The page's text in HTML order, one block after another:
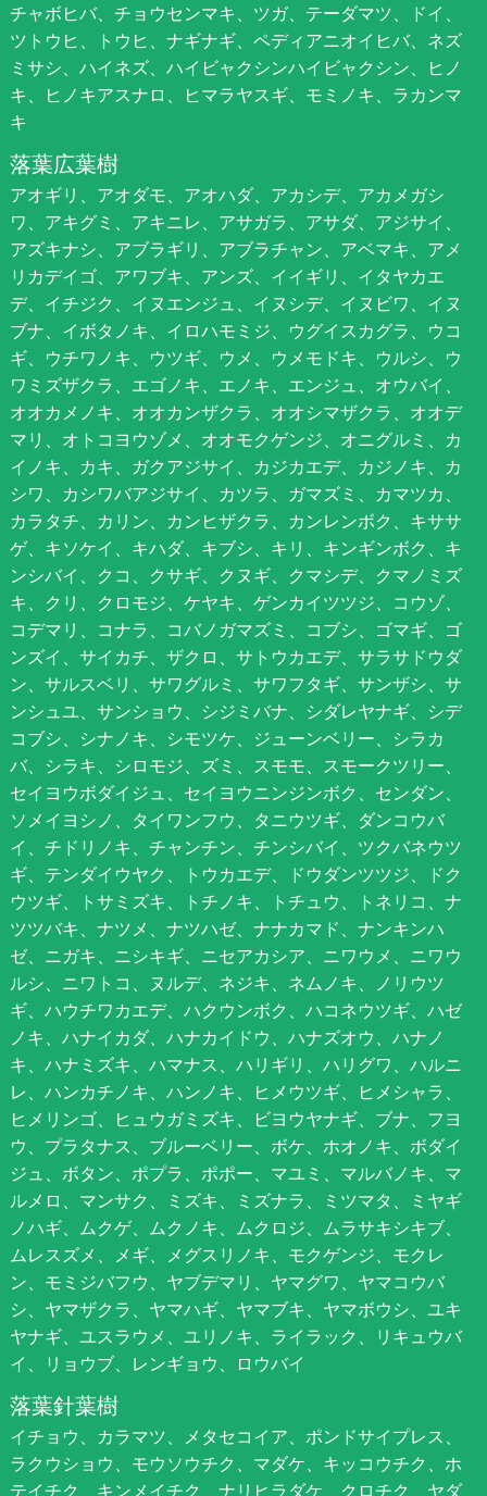
チャボヒバ、チョウセンマキ、ツガ、テーダマツ、ドイ、
ツトウヒ、トウヒ、ナギナギ、ペディアニオイヒバ、ネズ
ミサシ、ハイネズ、ハイビャクシンハイビャクシン、ヒノ
キ、ヒノキアスナロ、ヒマラヤスギ、モミノキ、ラカンマ
キ
落葉広葉樹
アオギリ、アオダモ、アオハダ、アカシデ、アカメガシ
ワ、アキグミ、アキニレ、アサガラ、アサダ、アジサイ、
アズキナシ、アブラギリ、アブラチャン、アベマキ、アメ
リカデイゴ、アワブキ、アンズ、イイギリ、イタヤカエ
デ、イチジク、イヌエンジュ、イヌシデ、イヌビワ、イヌ
ブナ、イボタノキ、イロハモミジ、ウグイスカグラ、ウコ
ギ、ウチワノキ、ウツギ、ウメ、ウメモドキ、ウルシ、ウ
ワミズザクラ、エゴノキ、エノキ、エンジュ、オウバイ、
オオカメノキ、オオカンザクラ、オオシマザクラ、オオデ
マリ、オトコヨウゾメ、オオモクゲンジ、オニグルミ、カ
イノキ、カキ、ガクアジサイ、カジカエデ、カジノキ、カ
シワ、カシワバアジサイ、カツラ、ガマズミ、カマツカ、
カラタチ、カリン、カンヒザクラ、カンレンボク、キササ
ゲ、キソケイ、キハダ、キブシ、キリ、キンギンボク、キ
ンシバイ、クコ、クサギ、クヌギ、クマシデ、クマノミズ
キ、クリ、クロモジ、ケヤキ、ゲンカイツツジ、コウゾ、
コデマリ、コナラ、コバノガマズミ、コブシ、ゴマギ、ゴ
ンズイ、サイカチ、ザクロ、サトウカエデ、サラサドウダ
ン、サルスベリ、サワグルミ、サワフタギ、サンザシ、サ
ンシュユ、サンショウ、シジミバナ、シダレヤナギ、シデ
コブシ、シナノキ、シモツケ、ジューンベリー、シラカ
バ、シラキ、シロモジ、ズミ、スモモ、スモークツリー、
セイヨウボダイジュ、セイヨウニンジンボク、センダン、
ソメイヨシノ、タイワンフウ、タニウツギ、ダンコウバ
イ、チドリノキ、チャンチン、チンシバイ、ツクバネウツ
ギ、テンダイウヤク、トウカエデ、ドウダンツツジ、ドク
ウツギ、トサミズキ、トチノキ、トチュウ、トネリコ、ナ
ツツバキ、ナツメ、ナツハゼ、ナナカマド、ナンキンハ
ゼ、ニガキ、ニシキギ、ニセアカシア、ニワウメ、ニワウ
ルシ、ニワトコ、ヌルデ、ネジキ、ネムノキ、ノリウツ
ギ、ハウチワカエデ、ハクウンボク、ハコネウツギ、ハゼ
ノキ、ハナイカダ、ハナカイドウ、ハナズオウ、ハナノ
キ、ハナミズキ、ハマナス、ハリギリ、ハリグワ、ハルニ
レ、ハンカチノキ、ハンノキ、ヒメウツギ、ヒメシャラ、
ヒメリンゴ、ヒュウガミズキ、ビヨウヤナギ、ブナ、フヨ
ウ、プラタナス、ブルーベリー、ボケ、ホオノキ、ボダイ
ジュ、ボタン、ポプラ、ポポー、マユミ、マルバノキ、マ
ルメロ、マンサク、ミズキ、ミズナラ、ミツマタ、ミヤギ
ノハギ、ムクゲ、ムクノキ、ムクロジ、ムラサキシキブ、
ムレスズメ、メギ、メグスリノキ、モクゲンジ、モクレ
ン、モミジバフウ、ヤブデマリ、ヤマグワ、ヤマコウバ
シ、ヤマザクラ、ヤマハギ、ヤマブキ、ヤマボウシ、ユキ
ヤナギ、ユスラウメ、ユリノキ、ライラック、リキュウバ
イ、リョウブ、レンギョウ、ロウバイ
落葉針葉樹
イチョウ、カラマツ、メタセコイア、ポンドサイプレス、
ラクウショウ、モウソウチク、マダケ、キッコウチク、ホ
テイチク、キンメイチク、ナリヒラダケ、クロチク、ヤダ